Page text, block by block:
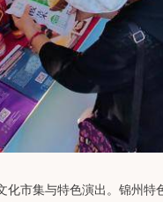
化市集与特色演出。锦州